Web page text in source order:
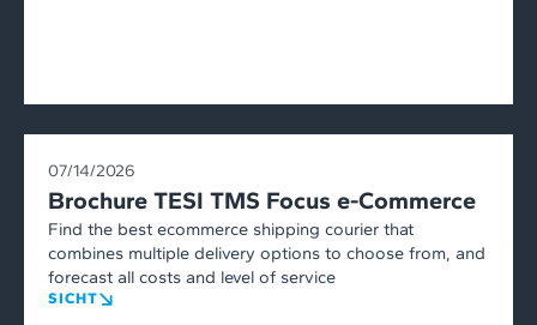
07/14/2026
Brochure TESI TMS Focus e-Commerce
Find the best ecommerce shipping courier that
combines multiple delivery options to choose from, and
forecast all costs and level of service
SICHT